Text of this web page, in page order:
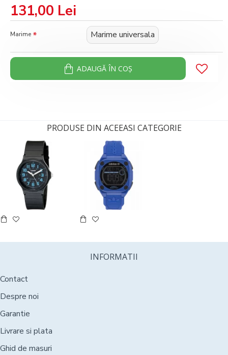
131,00 Lei
Marime Marime universala
ADAUGĂ ÎN COŞ
PRODUSE DIN ACEEASI CATEGORIE
INFORMATII
Contact
Despre noi
Garantie
Livrare si plata
Ghid de masuri